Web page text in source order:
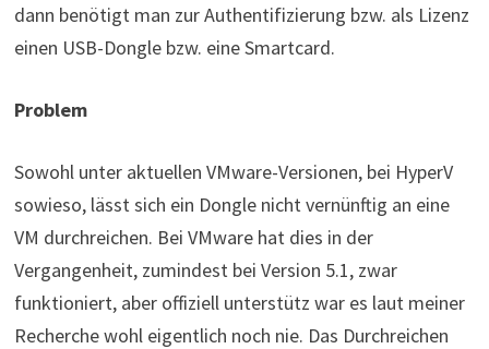
dann benötigt man zur Authentifizierung bzw. als Lizenz
einen USB-Dongle bzw. eine Smartcard.
Problem
Sowohl unter aktuellen VMware-Versionen, bei HyperV
sowieso, lässt sich ein Dongle nicht vernünftig an eine
VM durchreichen. Bei VMware hat dies in der
Vergangenheit, zumindest bei Version 5.1, zwar
funktioniert, aber offiziell unterstütz war es laut meiner
Recherche wohl eigentlich noch nie. Das Durchreichen